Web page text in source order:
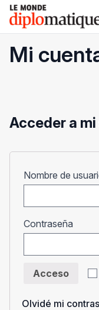
Skip
content
Le monde
Mi
Acceder a
Nombre de
Contraseña
Acceso
Olvidé mi